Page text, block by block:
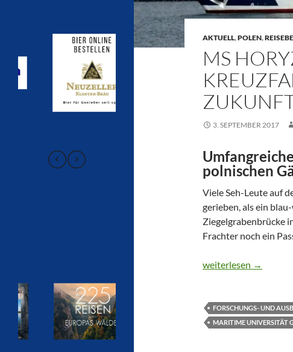
AKTUELL,POLEN,
MS
3. SEPTEMBER 2017
polnischen
Viele Seh-Leute auf
gerieben, als ein
Ziegelgrabenbrücke
Frachter noch ein
MS HORYZONT II
weiterlesen →
FORSCHUNGS- UND
MARITIME UNIVERSITÄT